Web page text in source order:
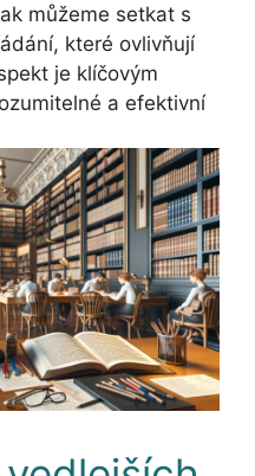
můžeme setkat s
které ovlivňují
je klíčovým
a efektivní